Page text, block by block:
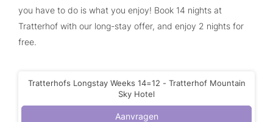
you have to do is what you enjoy! Book 14 nights at
Tratterhof with our long-stay offer, and enjoy 2 nights for
free.
Tratterhofs Longstay Weeks 14=12 - Tratterhof Mountain
Sky Hotel
Aanvragen